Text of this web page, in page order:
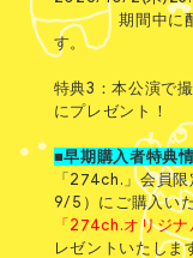
期間中に配信
す。
特典3：本公演で
にプレゼント！
■早期購入者特典
「274ch.」会員
9/5）にご購入い
「274ch.オリジ
レゼントいたしま